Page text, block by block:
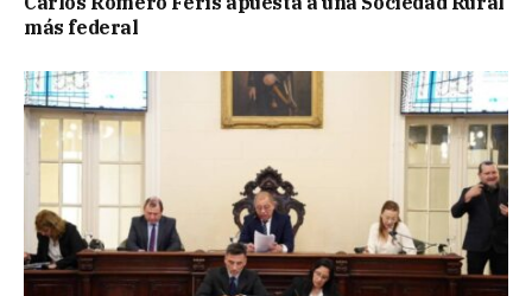
más federal